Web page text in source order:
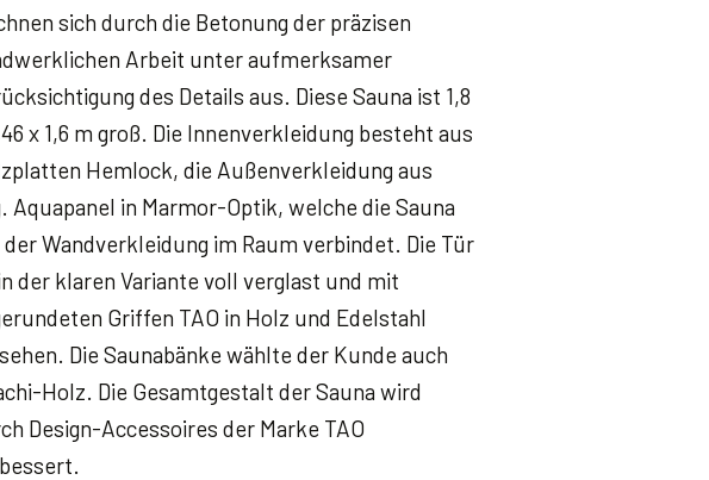
sich durch die Betonung der präzisen
Arbeit unter aufmerksamer
des Details aus. Diese Sauna ist 1,8
x 1,6 m groß. Die Innenverkleidung besteht aus
Hemlock, die Außenverkleidung aus
Aquapanel in Marmor-Optik, welche die Sauna
Wandverkleidung im Raum verbindet. Die Tür
der klaren Variante voll verglast und mit
Griffen TAO in Holz und Edelstahl
Die Saunabänke wählte der Kunde auch
Holz. Die Gesamtgestalt der Sauna wird
Design-Accessoires der Marke TAO